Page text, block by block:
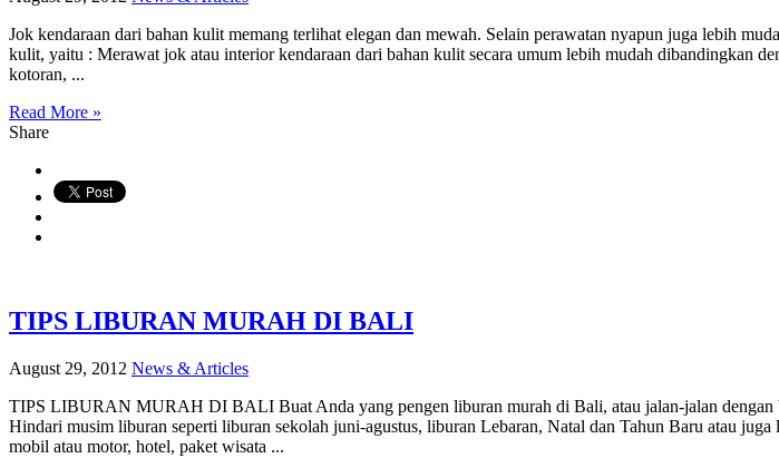
Jok kendaraan dari bahan kulit memang terlihat elegan dan mewah. Selain perawatan nyapun juga lebih
kulit, yaitu : Merawat jok atau interior kendaraan dari bahan kulit secara umum lebih mudah dibandingkan
kotoran, ...
Read More »
Share
TIPS LIBURAN MURAH DI BALI
August 29, 2012 News & Articles
TIPS LIBURAN MURAH DI BALI Buat Anda yang pengen liburan murah di Bali, atau jalan-jalan dengan
Hindari musim liburan seperti liburan sekolah juni-agustus, liburan Lebaran, Natal dan Tahun Baru atau
mobil atau motor, hotel, paket wisata ...